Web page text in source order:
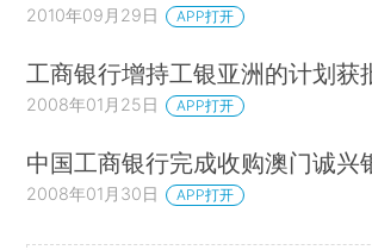
2010年09月29日 APP打开
工商银行增持工银亚洲的计划获
2008年01月25日 APP打开
中国工商银行完成收购澳门诚兴
2008年01月30日 APP打开